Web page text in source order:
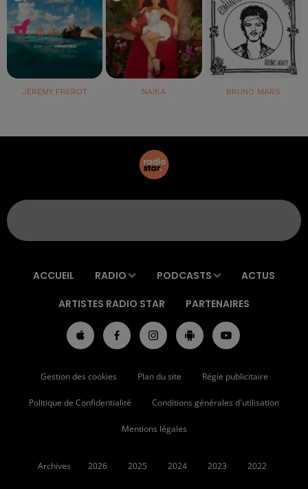
JÉRÉMY FREROT NAÏKA BRUNO MARS
ACCUEIL RADIO PODCASTS ACTUS
ARTISTES RADIO STAR PARTENAIRES
Gestion des cookies Plan du site Régie publicitaire
Politique de Confidentialité Conditions générales d'utilisation
Mentions légales
Archives 2026 2025 2024 2023 2022